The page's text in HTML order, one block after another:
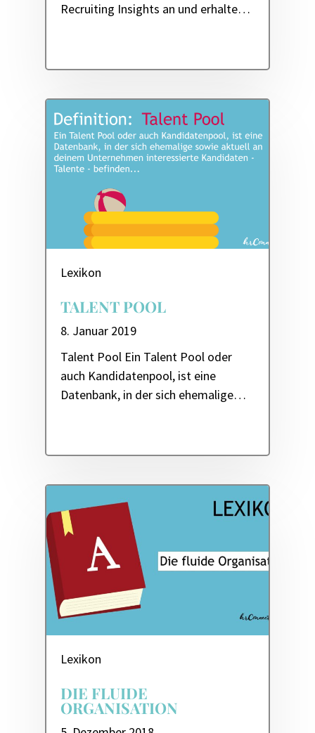
Recruiting Insights an und erhalte…
Lexikon
8. Januar 2019
TALENT POOL
Talent Pool Ein Talent Pool oder
auch Kandidatenpool, ist eine
Datenbank, in der sich ehemalige…
Lexikon
DIE FLUIDE
ORGANISATION